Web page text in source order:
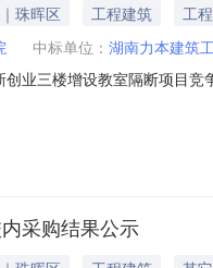
珠晖区 工程建筑
工程
中标单位： 湖南力本建筑
业三楼增设教室隔断项目
采购结果公示